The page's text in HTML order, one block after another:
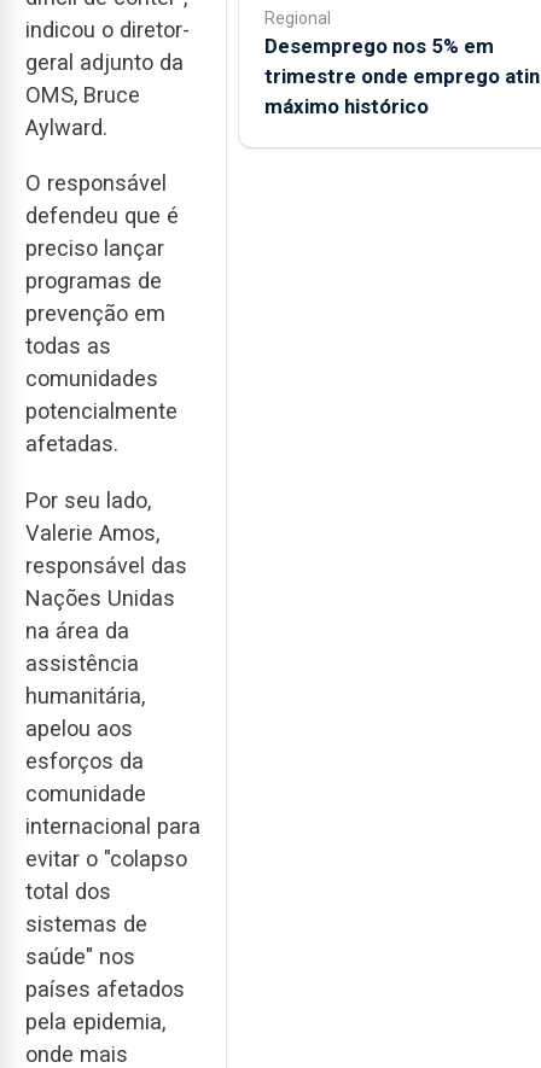
indicou o diretor-
geral adjunto da
OMS, Bruce
Aylward.
O responsável
defendeu que é
preciso lançar
programas de
prevenção em
todas as
comunidades
potencialmente
afetadas.
Por seu lado,
Valerie Amos,
responsável das
Nações Unidas
na área da
assistência
humanitária,
apelou aos
esforços da
comunidade
internacional para
evitar o "colapso
total dos
sistemas de
saúde" nos
países afetados
pela epidemia,
onde mais
Regional
Desemprego nos 5% em
trimestre onde emprego
máximo histórico